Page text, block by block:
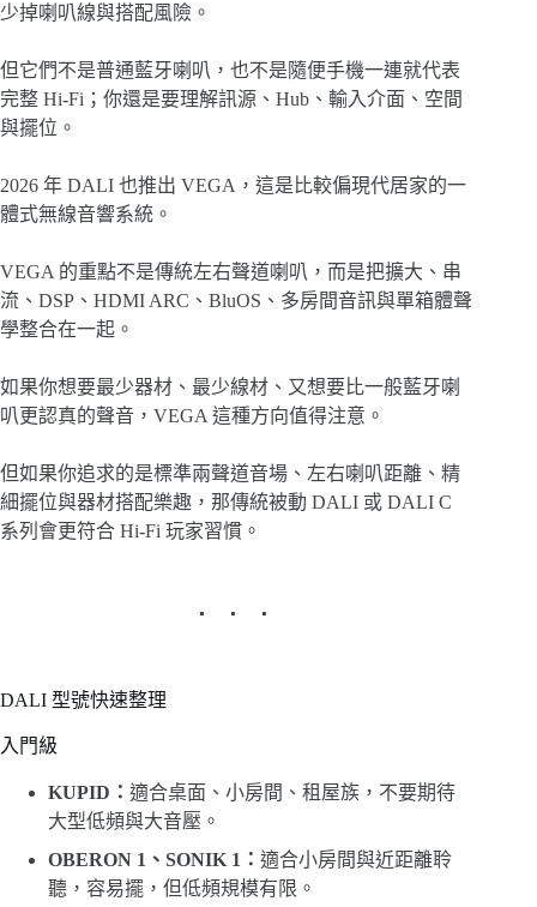
少掉喇叭線與搭配風險。
但它們不是普通藍牙喇叭，也不是隨便手機一連就代表
完整 Hi-Fi；你還是要理解訊源、Hub、輸入介面、空間
與擺位。
2026 年 DALI 也推出 VEGA，這是比較偏現代居家的一
體式無線音響系統。
VEGA 的重點不是傳統左右聲道喇叭，而是把擴大、串
流、DSP、HDMI ARC、BluOS、多房間音訊與單箱體聲
學整合在一起。
如果你想要最少器材、最少線材、又想要比一般藍牙喇
叭更認真的聲音，VEGA 這種方向值得注意。
但如果你追求的是標準兩聲道音場、左右喇叭距離、精
細擺位與器材搭配樂趣，那傳統被動 DALI 或 DALI C
系列會更符合 Hi-Fi 玩家習慣。
DALI 型號快速整理
入門級
KUPID： 適合桌面、小房間、租屋族，不要期待
大型低頻與大音壓。
OBERON 1、SONIK 1： 適合小房間與近距離聆
聽，容易擺，但低頻規模有限。